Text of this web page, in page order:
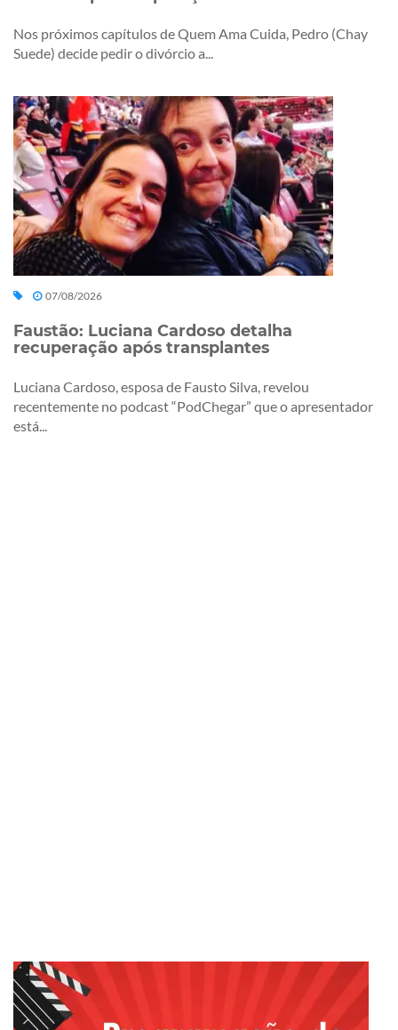
Nos próximos capítulos de Quem Ama Cuida, Pedro (Chay
Suede) decide pedir o divórcio a...
07/08/2026
Faustão: Luciana Cardoso detalha
recuperação após transplantes
Luciana Cardoso, esposa de Fausto Silva, revelou
recentemente no podcast “PodChegar” que o apresentador
está...